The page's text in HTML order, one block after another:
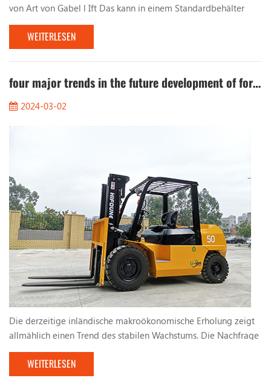
von Art von Gabel l Ift Das kann in einem Standardbehälter
betrieben werden. Sein maximaler Raddruck ist geringer als
der zulässige Raddruckwert der Standard -Behälter -
Bodenplatte und kann sicher im Container betrieben werden,
der für den Betrieb an den Anschlussklemmen und an anderen
Stellen geeignet ist. Chinas erster Container -Operat...
WEITERLESEN
four major trends in the future development of forklifts
2024-03-02
Die derzeitige inländische makroökonomische Erholung zeigt
allmählich einen Trend des stabilen Wachstums. Die Nachfrage
nach Gabelstapeln erhöhte. Die vom Land umsetzten aktiven
Haushaltsrichtlinien und Infrastrukturkonstruktionen haben eine
WEITERLESEN